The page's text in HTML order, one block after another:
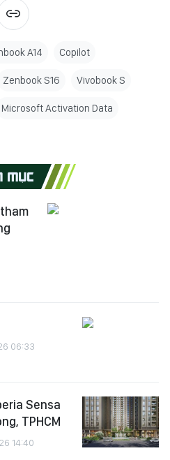
A14 Copilot
Zenbook S16 Vivobook S
Microsoft Activation Data
MỤC
06:33
Sensa
TPHCM
14:40